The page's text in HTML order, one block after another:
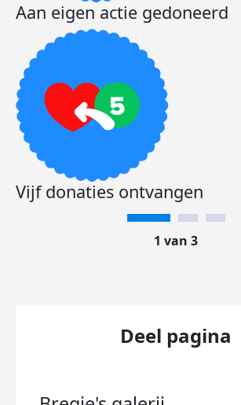
Aan eigen actie gedoneerd
Vijf donaties ontvangen
1 van 3
Deel pagina